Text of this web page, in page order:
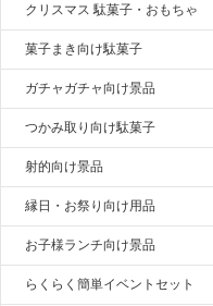
クリスマス 駄菓子・おもちゃ
菓子まき向け駄菓子
ガチャガチャ向け景品
つかみ取り向け駄菓子
射的向け景品
縁日・お祭り向け用品
お子様ランチ向け景品
らくらく簡単イベントセット